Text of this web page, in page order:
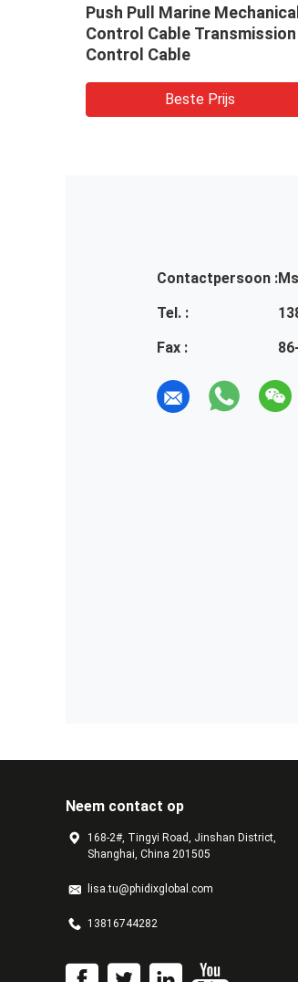
Push Pull Marine Mechanical
Control Cable Transmission
Control Cable
Beste Prijs
Contactpersoon :
Tel. :
Fax :
Neem contact op
168-2#, Tingyi Road, Jinshan District,
Shanghai, China 201505
lisa.tu@phidixglobal.com
13816744282